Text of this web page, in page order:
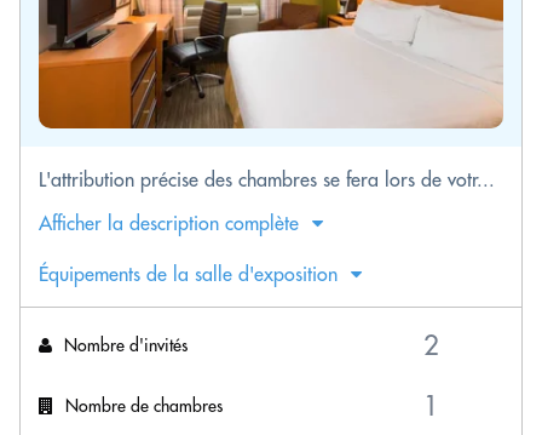
L'attribution précise des chambres se fera lors de votr...
Afficher la description complète
Équipements de la salle d'exposition
Nombre d'invités
Nombre de chambres